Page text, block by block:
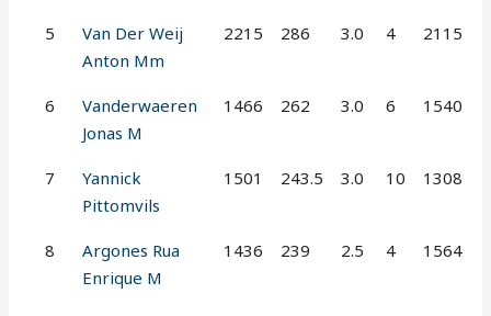
5
Van Der Weij
Anton Mm
2215 286 3.0 4 2115
6
Vanderwaeren
Jonas M
1466 262 3.0 6 1540
7
Yannick
Pittomvils
1501 243.5 3.0 10 1308
8
Argones Rua
Enrique M
1436 239 2.5 4 1564